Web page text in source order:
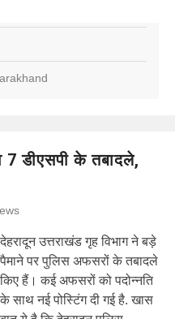
7 डीएसपी के तबादले,
देहरादून उत्तराखंड गृह विभाग ने बड़े
पैमाने पर पुलिस अफसरों के तबादले
किए हैं। कई अफसरों को पदोन्नति
के साथ नई पोस्टिंग दी गई है. खास